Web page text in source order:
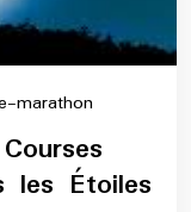
marathon
marathon
les Étoiles